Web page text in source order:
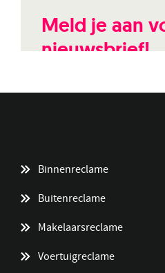
Meld je aan
nieuwsbrief!
Binnenreclame
Buitenreclame
Makelaarsreclame
Voertuigreclame